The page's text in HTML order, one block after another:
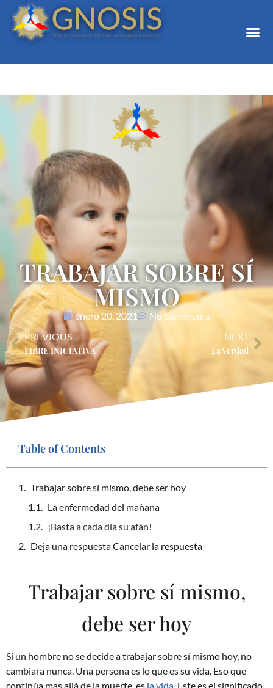
TRABAJAR SOBRE SÍ
MISMO
enero 20, 2021
No Comments
PREVIOUS
LIBRE INICIATIVA
NEXT
La Verdad
Table of Contents
Trabajar sobre sí mismo, debe ser hoy
La enfermedad del mañana
¡Basta a cada día su afán!
Deja una respuesta Cancelar la respuesta
Trabajar sobre sí mismo,
debe ser hoy
Si un hombre no se decide a trabajar sobre sí mismo hoy, no
cambiara nunca. Una persona es lo que es su vida. Eso que
continúa mas allá de la muerte, es la vida. Este es el significado